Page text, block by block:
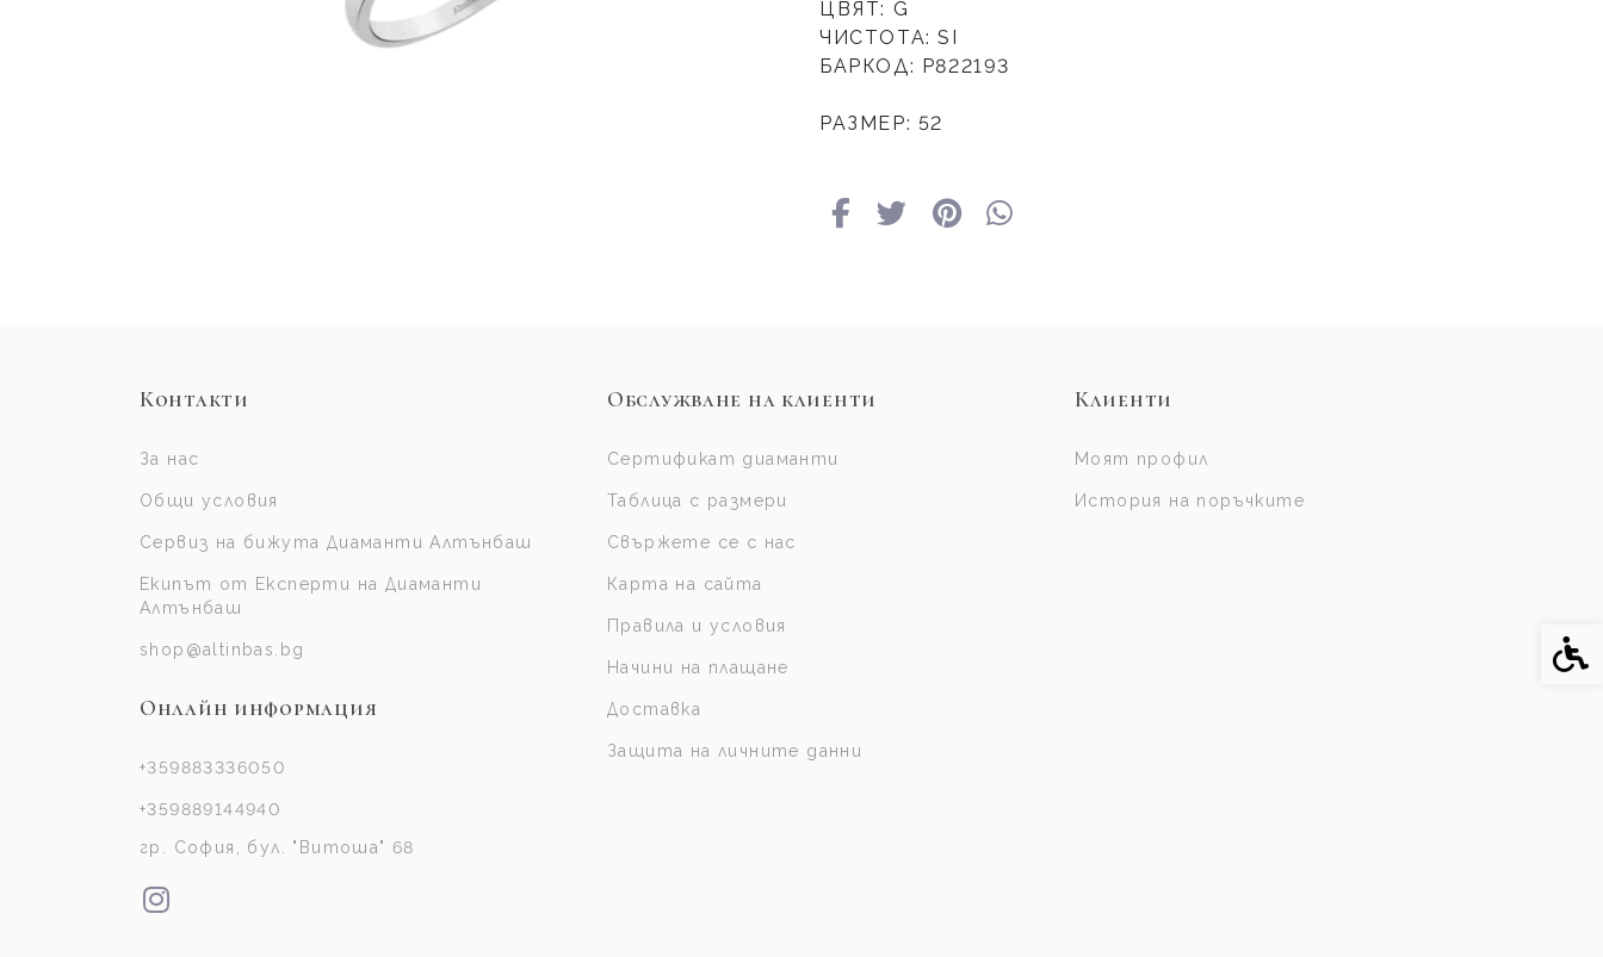
ЦВЯТ: G
ЧИСТОТА: SI
БАРКОД: Р822193
РАЗМЕР: 52
Контакти
За нас
Общи условия
Сервиз на бижута Диаманти Алтънбаш
Екипът от Експерти на Диаманти
Алтънбаш
shop@altinbas.bg
Онлайн информация
+359883336050
+359889144940
гр. София, бул. "Витоша" 68
Обслужване на клиенти
Сертификат диаманти
Таблица с размери
Свържете се с нас
Карта на сайта
Правила и условия
Начини на плащане
Доставка
Защита на личните данни
Клиенти
Моят профил
История на поръчките